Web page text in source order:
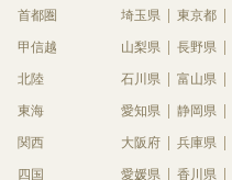
首都圏 埼玉県 東京都
甲信越 山梨県 長野県
北陸 石川県 富山県
東海 愛知県 静岡県
関西 大阪府 兵庫県
四国 愛媛県 香川県